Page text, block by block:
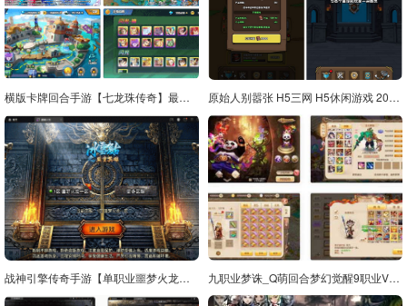
横版卡牌回合手游【七龙珠传奇】最新整理Win一键服务端+GM后台+安卓+详细搭建教程 原始人别嚣张 H5三网 H5休闲游戏 2025最新整理 WIN+Linux手工服务端 源码 + 教程
战神引擎传奇手游【单职业噩梦火龙】最新整理Win半手工服务端+充值后台 九职业梦诛_Q萌回合梦幻觉醒9职业VM镜像一键端+Linux学习手工服务端_安卓IOS苹果双端